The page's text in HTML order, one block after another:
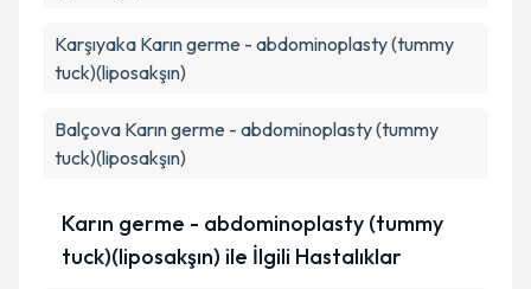
Karşıyaka Karın germe - abdominoplasty (tummy
tuck)(liposakşın)
Balçova Karın germe - abdominoplasty (tummy
tuck)(liposakşın)
Karın germe - abdominoplasty (tummy
tuck)(liposakşın) ile İlgili Hastalıklar